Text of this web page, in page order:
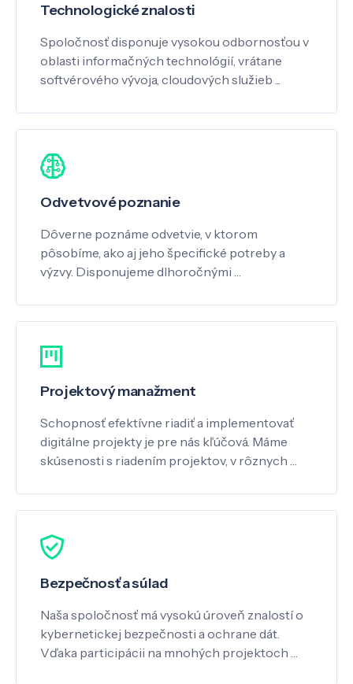
Technologické znalosti
Spoločnosť disponuje vysokou odbornosťou v
oblasti informačných technológií, vrátane
softvérového vývoja, cloudových služieb ...
Odvetvové poznanie
Dôverne poznáme odvetvie, v ktorom
pôsobíme, ako aj jeho špecifické potreby a
výzvy. Disponujeme dlhoročnými …
Projektový manažment
Schopnosť efektívne riadiť a implementovať
digitálne projekty je pre nás kľúčová. Máme
skúsenosti s riadením projektov, v rôznych …
Bezpečnosť a súlad
Naša spoločnosť má vysokú úroveň znalostí o
kybernetickej bezpečnosti a ochrane dát.
Vďaka participácii na mnohých projektoch …